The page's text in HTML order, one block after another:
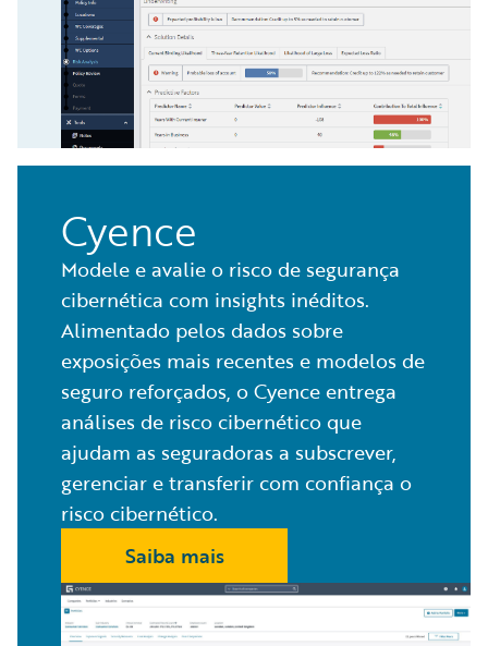
Cyence
Modele e avalie o risco de segurança
cibernética com insights inéditos.
Alimentado pelos dados sobre
exposições mais recentes e modelos de
seguro reforçados, o Cyence entrega
análises de risco cibernético que
ajudam as seguradoras a subscrever,
gerenciar e transferir com confiança o
risco cibernético.
Saiba mais